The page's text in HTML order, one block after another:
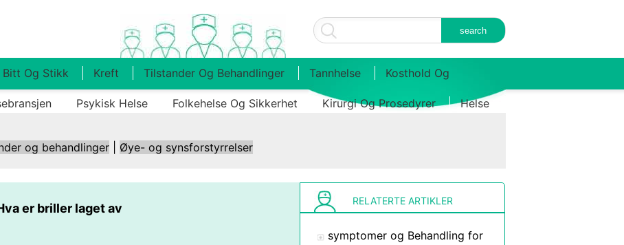
Bitt Og Stikk Kreft Tilstander Og Behandlinger Tannhelse Kosthold Og
Psykisk Helse Folkehelse Og Sikkerhet Kirurgi Og Prosedyrer Helse
og behandlinger Øye- og synsforstyrrelser
er briller laget av
RELATERTE ARTIKLER
symptomer og Behandling for